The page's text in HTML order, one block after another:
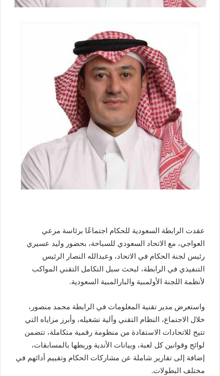
عقدت الرابطة السعودية للحكام اجتماعًا برئاسة مرعي
العواجي، مع الاتحاد السعودي للسباحة، بحضور وليد عسيري
رئيس لجنة الحكام في الاتحاد، وعبدالله النصار الرئيس
التنفيذي في الرابطة، لبحث سبل التكامل التقني المواكب
لأنظمة اللجنة الأولمبية والبارالمبية السعودية.
واستعرض مدير تقنية المعلومات في الرابطة محمد منصور،
خلال الاجتماع، النظام التقني وآلية تشغيله، وأبرز مزاياه التي
تتيح للاتحادات الاستفادة من منظومة رقمية متكاملة، تتضمن
لوائح وقوانين كل لعبة، وبيانات الأندية وربطها بالمسابقات،
إضافة إلى تقارير شاملة عن مشاركات الحكام وتقييم أدائهم في
مختلف البطولات.